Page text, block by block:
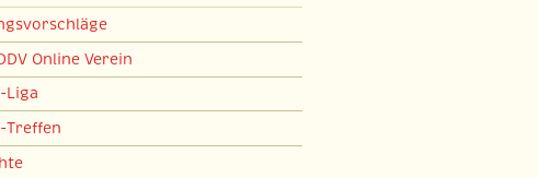
Online Verein
Liga
Treffen